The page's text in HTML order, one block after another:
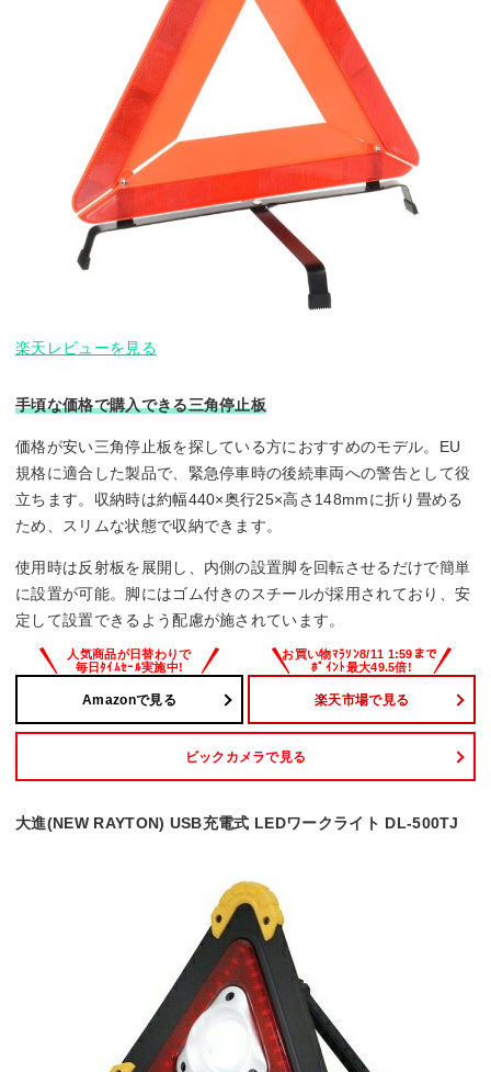
楽天レビューを見る
手頃な価格で購入できる三角停止板
価格が安い三角停止板を探している方におすすめのモデル。EU
規格に適合した製品で、緊急停車時の後続車両への警告として役
立ちます。収納時は約幅440×奥行25×高さ148mmに折り畳める
ため、スリムな状態で収納できます。
使用時は反射板を展開し、内側の設置脚を回転させるだけで簡単
に設置が可能。脚にはゴム付きのスチールが採用されており、安
定して設置できるよう配慮が施されています。
Amazonで見る 楽天市場で見る
ビックカメラで見る
大進(NEW RAYTON) USB充電式 LEDワークライト DL-500TJ